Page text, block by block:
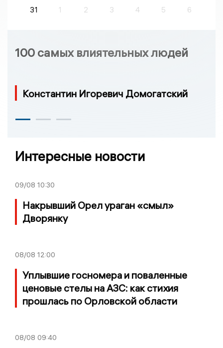
31
1 2 3 4 5 6
100 самых влиятельных людей
Константин Игоревич Домогатский
Интересные новости
09/08 10:30
Накрывший Орел ураган «смыл»
Дворянку
08/08 12:00
Уплывшие госномера и поваленные
ценовые стелы на АЗС: как стихия
прошлась по Орловской области
08/08 09:40